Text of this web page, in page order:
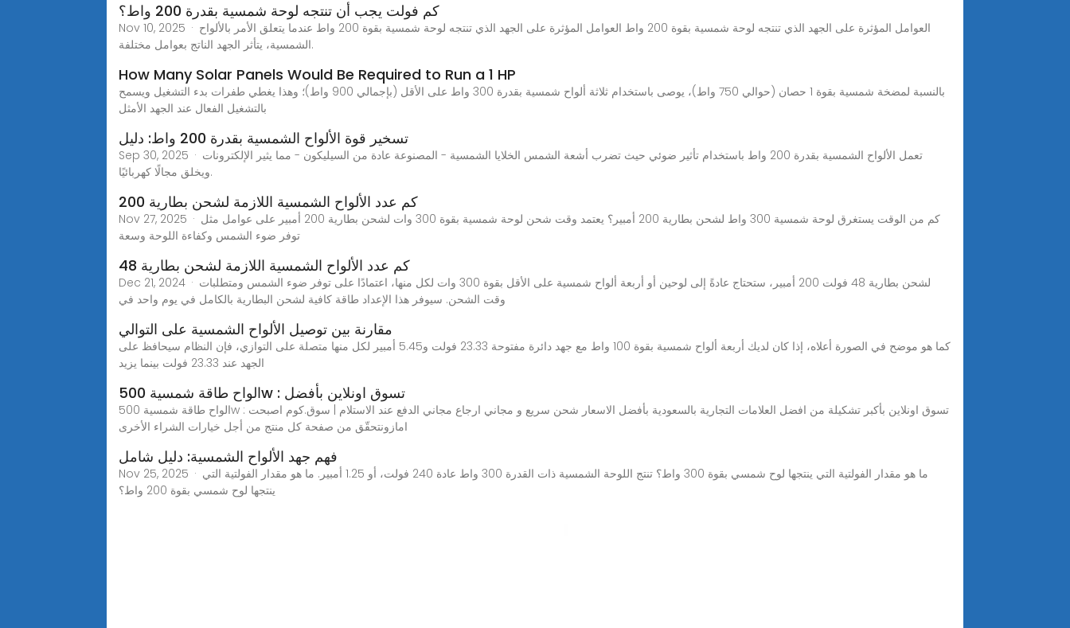
كم فولت يجب أن تنتجه لوحة شمسية بقدرة 200 واط؟
Nov 10, 2025 · العوامل المؤثرة على الجهد الذي تنتجه لوحة شمسية بقوة 200 واط العوامل المؤثرة على الجهد الذي تنتجه لوحة شمسية بقوة 200 واط عندما يتعلق الأمر بالألواح
الشمسية، يتأثر الجهد الناتج بعوامل مختلفة.
How Many Solar Panels Would Be Required to Run a 1 HP
بالنسبة لمضخة شمسية بقوة 1 حصان (حوالي 750 واط)، يوصى باستخدام ثلاثة ألواح شمسية بقدرة 300 واط على الأقل (بإجمالي 900 واط)؛ وهذا يغطي طفرات بدء التشغيل ويسمح
بالتشغيل الفعال عند الجهد الأمثل
تسخير قوة الألواح الشمسية بقدرة 200 واط: دليل
Sep 30, 2025 · تعمل الألواح الشمسية بقدرة 200 واط باستخدام تأثير ضوئي حيث تضرب أشعة الشمس الخلايا الشمسية - المصنوعة عادة من السيليكون - مما يثير الإلكترونات
ويخلق مجالًا كهربائيًا.
كم عدد الألواح الشمسية اللازمة لشحن بطارية 200
Nov 27, 2025 · كم من الوقت يستغرق لوحة شمسية 300 واط لشحن بطارية 200 أمبير؟ يعتمد وقت شحن لوحة شمسية بقوة 300 وات لشحن بطارية 200 أمبير على عوامل مثل
توفر ضوء الشمس وكفاءة اللوحة وسعة
كم عدد الألواح الشمسية اللازمة لشحن بطارية 48
Dec 21, 2024 · لشحن بطارية 48 فولت 200 أمبير، ستحتاج عادةً إلى لوحين أو أربعة ألواح شمسية على الأقل بقوة 300 وات لكل منها، اعتمادًا على توفر ضوء الشمس ومتطلبات
وقت الشحن. سيوفر هذا الإعداد طاقة كافية لشحن البطارية بالكامل في يوم واحد في
مقارنة بين توصيل الألواح الشمسية على التوالي
كما هو موضح في الصورة أعلاه، إذا كان لديك أربعة ألواح شمسية بقوة 100 واط مع جهد دائرة مفتوحة 23.33 فولت و5.45 أمبير لكل منها متصلة على التوازي، فإن النظام سيحافظ على
الجهد عند 23.33 فولت بينما يزيد
الواح طاقة شمسية 500w : تسوق اونلاين بأفضل
الواح طاقة شمسية 500w : تسوق اونلاين بأكبر تشكيلة من افضل العلامات التجارية بالسعودية بأفضل الاسعار شحن سريع و مجاني ارجاع مجاني الدفع عند الاستلام | سوق.كوم اصبحت
امازونتحقّق من صفحة كل منتج من أجل خيارات الشراء الأخرى
فهم جهد الألواح الشمسية: دليل شامل
Nov 25, 2025 · ما هو مقدار الفولتية التي ينتجها لوح شمسي بقوة 300 واط؟ تنتج اللوحة الشمسية ذات القدرة 300 واط عادة 240 فولت، أو 1.25 أمبير. ما هو مقدار الفولتية التي
ينتجها لوح شمسي بقوة 200 واط؟